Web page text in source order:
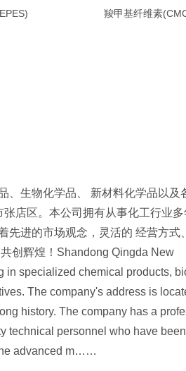
羧甲基纤维素
、生物化学品、 新材料化学品以及
店区。本公司拥有从事化工行业
先进的市场观念，灵活的 经营方式
创辉煌！Shandong Qingda New
in specialized chemical products,
The company's address is
history. The company has a
technical personnel who have
advanced m……